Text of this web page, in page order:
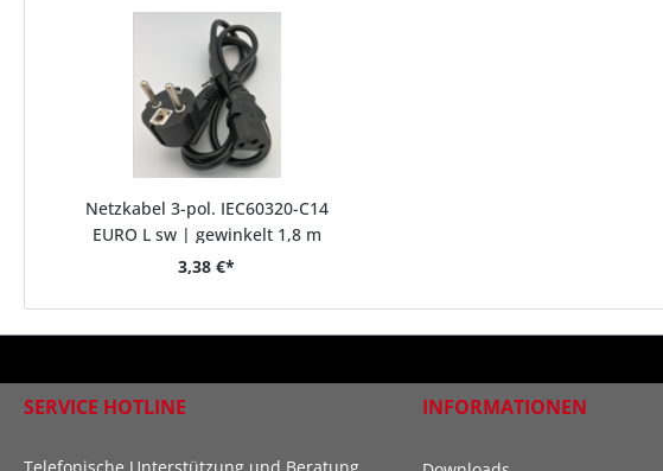
Netzkabel 3-pol. IEC60320-C14
EURO L sw | gewinkelt 1,8 m
3,38 €*
SERVICE HOTLINE
Telefonische Unterstützung und Beratung
INFORMATIONEN